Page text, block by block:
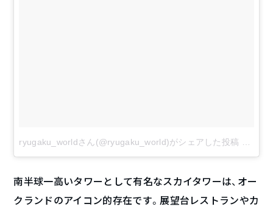
ryugaku_worldさん(@ryugaku_world)がシェアした投稿
南半球一高いタワーとして有名なスカイタワーは、オー
クランドのアイコン的存在です。展望台レストランやカ